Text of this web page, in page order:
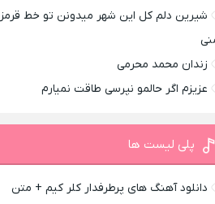
شیرین دلم کل این شهر میدونن تو خط قرمز
زندان محمد محرمی
عزیزم اگر حالمو نپرسی طاقت نمیارم
پلی لیست ها
دانلود آهنگ های پرطرفدار کلر کیم + متن